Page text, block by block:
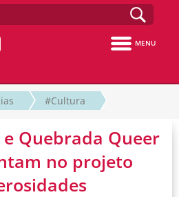
MENU
#Cultura
e Quebrada Queer
no projeto